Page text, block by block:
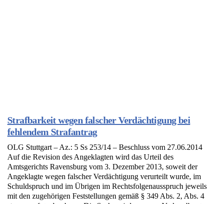
Strafbarkeit wegen falscher Verdächtigung bei
fehlendem Strafantrag
OLG Stuttgart – Az.: 5 Ss 253/14 – Beschluss vom 27.06.2014
Auf die Revision des Angeklagten wird das Urteil des
Amtsgerichts Ravensburg vom 3. Dezember 2013, soweit der
Angeklagte wegen falscher Verdächtigung verurteilt wurde, im
Schuldspruch und im Übrigen im Rechtsfolgenausspruch jeweils
mit den zugehörigen Feststellungen gemäß § 349 Abs. 2, Abs. 4